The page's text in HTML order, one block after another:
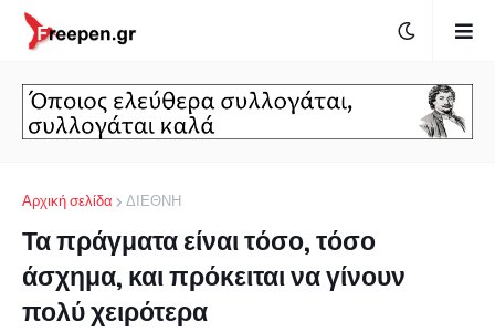
Αρχική σελίδα ΔΙΕΘΝΗ
Τα πράγματα είναι τόσο, τόσο
άσχημα, και πρόκειται να γίνουν
πολύ χειρότερα